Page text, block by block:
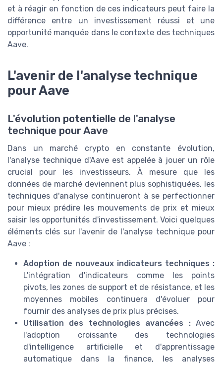
et à réagir en fonction de ces indicateurs peut faire la
différence entre un investissement réussi et une
opportunité manquée dans le contexte des techniques
Aave.
L'avenir de l'analyse technique
pour Aave
L'évolution potentielle de l'analyse
technique pour Aave
Dans un marché crypto en constante évolution,
l'analyse technique d'Aave est appelée à jouer un rôle
crucial pour les investisseurs. À mesure que les
données de marché deviennent plus sophistiquées, les
techniques d'analyse continueront à se perfectionner
pour mieux prédire les mouvements de prix et mieux
saisir les opportunités d'investissement. Voici quelques
éléments clés sur l'avenir de l'analyse technique pour
Aave :
Adoption de nouveaux indicateurs techniques :
L'intégration d'indicateurs comme les points
pivots, les zones de support et de résistance, et les
moyennes mobiles continuera d'évoluer pour
fournir des analyses de prix plus précises.
Utilisation des technologies avancées :Avec
l'adoption croissante des technologies
d'intelligence artificielle et d'apprentissage
automatique dans la finance, les analyses